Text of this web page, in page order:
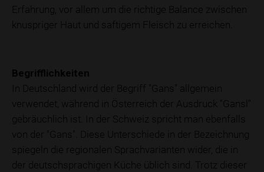
Erfahrung, vor allem um die richtige Balance zwischen
knuspriger Haut und saftigem Fleisch zu erreichen.
Begrifflichkeiten
In Deutschland wird der Begriff "Gans" allgemein
verwendet, während in Österreich der Ausdruck "Gansl"
gebräuchlich ist. In der Schweiz spricht man ebenfalls
von der "Gans". Diese Unterschiede in der Bezeichnung
spiegeln die regionalen Sprachvarianten wider, die in
der deutschsprachigen Küche üblich sind. Trotz dieser